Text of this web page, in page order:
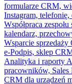
formularze CRM,
Instagram, telefonię,
Współpraca
kalendarz,
Wsparcie sprzedaży
e-Podpis, sklep
Analityka i raporty
pracowników,
CRM dla urządzeń